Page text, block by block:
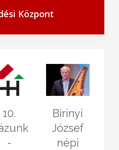
Központ
10.
-
Birinyi
József
népi